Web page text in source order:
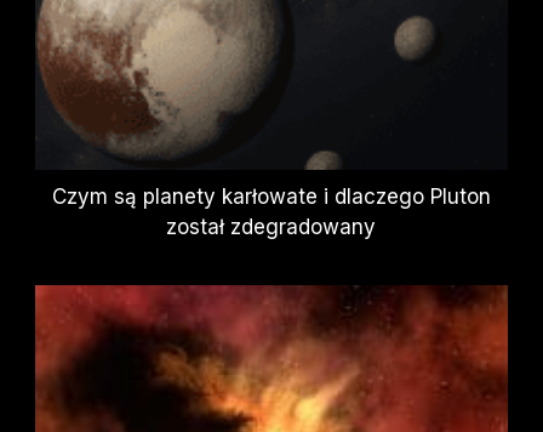
Czym są planety karłowate i dlaczego Pluton
został zdegradowany